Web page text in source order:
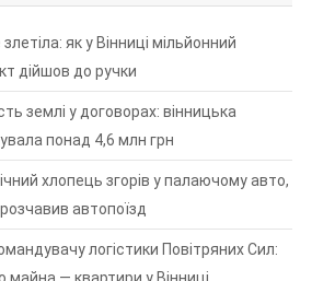
як у Вінниці мільйонний
дійшов до ручки
землі у договорах: вінницька
понад 4,6 млн грн
хлопець згорів у палаючому авто,
автопоїзд
логістики Повітряних Сил: